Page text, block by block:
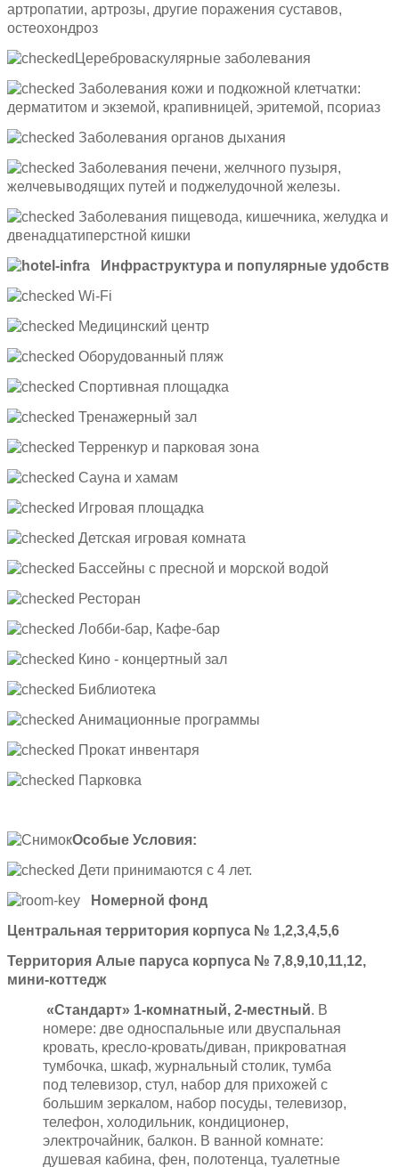
артропатии, артрозы, другие поражения суставов,
остеохондроз
Цереброваскулярные заболевания
Заболевания кожи и подкожной клетчатки:
дерматитом и экземой, крапивницей, эритемой, псориаз
Заболевания органов дыхания
Заболевания печени, желчного пузыря,
желчевыводящих путей и поджелудочной железы.
Заболевания пищевода, кишечника, желудка и
двенадцатиперстной кишки
Инфраструктура и популярные удобств
Wi-Fi
Медицинский центр
Оборудованный пляж
Спортивная площадка
Тренажерный зал
Терренкур и парковая зона
Сауна и хамам
Игровая площадка
Детская игровая комната
Бассейны с пресной и морской водой
Ресторан
Лобби-бар, Кафе-бар
Кино - концертный зал
Библиотека
Анимационные программы
Прокат инвентаря
Парковка
Особые Условия:
Дети принимаются с 4 лет.
Номерной фонд
Центральная территория корпуса № 1,2,3,4,5,6
Территория Алые паруса корпуса № 7,8,9,10,11,12,
мини-коттедж
«Стандарт» 1-комнатный, 2-местный. В
номере: две односпальные или двуспальная
кровать, кресло-кровать/диван, прикроватная
тумбочка, шкаф, журнальный столик, тумба
под телевизор, стул, набор для прихожей с
большим зеркалом, набор посуды, телевизор,
телефон, холодильник, кондиционер,
электрочайник, балкон. В ванной комнате:
душевая кабина, фен, полотенца, туалетные